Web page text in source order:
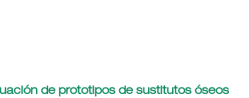
de prototipos de sustitutos óseos